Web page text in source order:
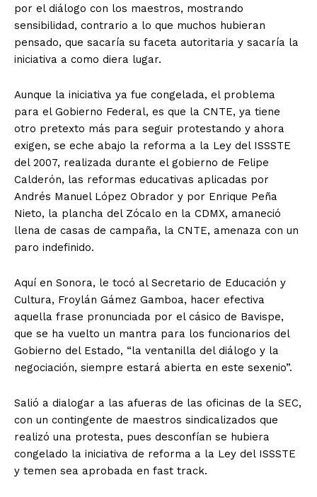
por el diálogo con los maestros, mostrando
sensibilidad, contrario a lo que muchos hubieran
pensado, que sacaría su faceta autoritaria y sacaría la
iniciativa a como diera lugar.
Aunque la iniciativa ya fue congelada, el problema
para el Gobierno Federal, es que la CNTE, ya tiene
otro pretexto más para seguir protestando y ahora
exigen, se eche abajo la reforma a la Ley del ISSSTE
del 2007, realizada durante el gobierno de Felipe
Calderón, las reformas educativas aplicadas por
Andrés Manuel López Obrador y por Enrique Peña
Nieto, la plancha del Zócalo en la CDMX, amaneció
llena de casas de campaña, la CNTE, amenaza con un
paro indefinido.
Aquí en Sonora, le tocó al Secretario de Educación y
Cultura, Froylán Gámez Gamboa, hacer efectiva
aquella frase pronunciada por el cásico de Bavispe,
que se ha vuelto un mantra para los funcionarios del
Gobierno del Estado, “la ventanilla del diálogo y la
negociación, siempre estará abierta en este sexenio”.
Salió a dialogar a las afueras de las oficinas de la SEC,
con un contingente de maestros sindicalizados que
realizó una protesta, pues desconfían se hubiera
congelado la iniciativa de reforma a la Ley del ISSSTE
y temen sea aprobada en fast track.